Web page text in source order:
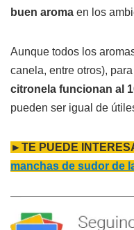
buen aroma en los
Aunque todos los
canela, entre otros),
citronela funcionan al
pueden ser igual de
►TE PUEDE
manchas de sudor de